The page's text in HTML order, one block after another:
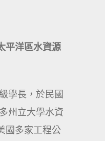
平洋區水資源
學長，於民國
州立大學水資
國多家工程公